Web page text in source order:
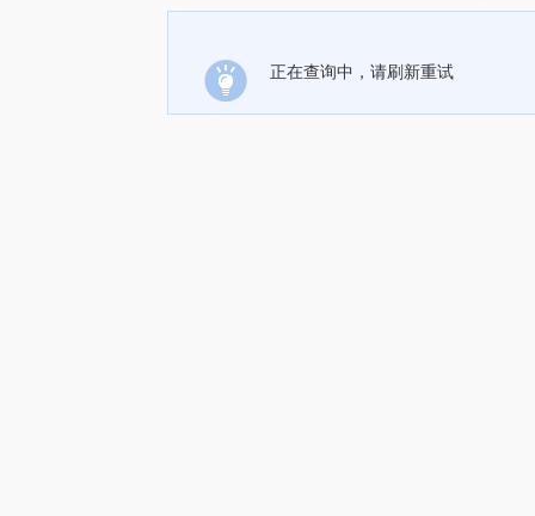
正在查询中，请刷新重试